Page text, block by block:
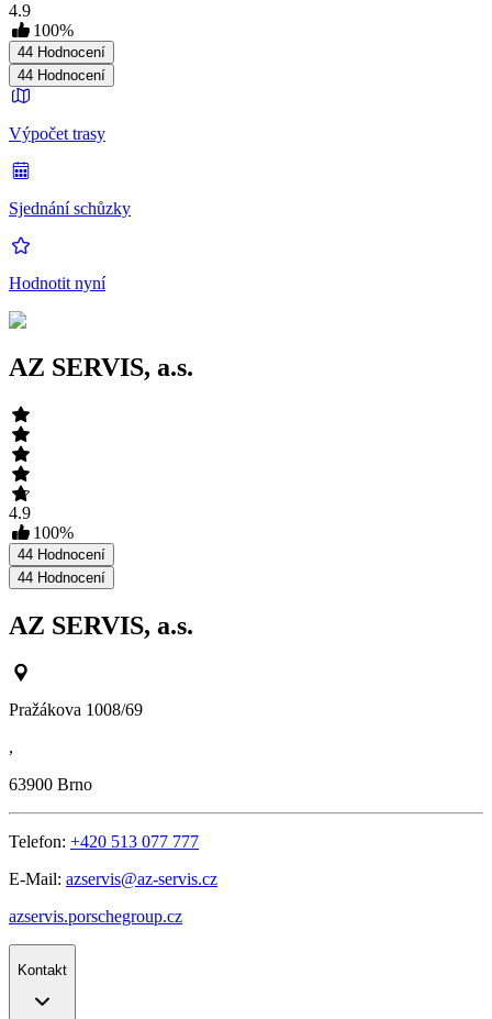
4.9
100%
44 Hodnocení
44 Hodnocení
Výpočet trasy
Sjednání schůzky
Hodnotit nyní
AZ SERVIS, a.s.
4.9
100%
44 Hodnocení
44 Hodnocení
AZ SERVIS, a.s.
Pražákova 1008/69
,
63900 Brno
Telefon: +420 513 077 777
E-Mail: azservis@az-servis.cz
azservis.porschegroup.cz
Kontakt